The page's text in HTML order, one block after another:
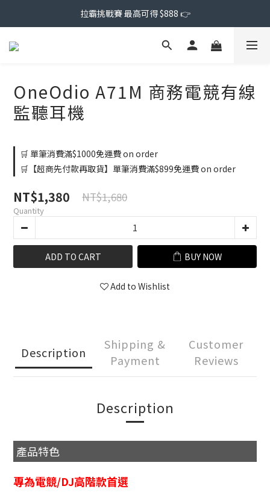
拉霸挑戰賽 最高可得 $888 👉
OneOdio A71M 商務電競有線
監聽耳機
🛒 單筆消費滿$1000免運費 on order
🛒【超商先付款再取貨】單筆消費滿$899免運費 on order
NT$1,380 NT$1,680
Quantity
ADD TO CART BUY NOW
Add to Wishlist
Description
Shipping &
Payment
Customer
Reviews
Description
產品特色
專為電競/DJ高階款首選